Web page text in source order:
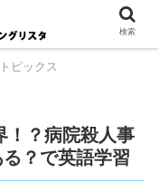
ピー。
ピックス
！？病院殺人事
？で英語学習
検索